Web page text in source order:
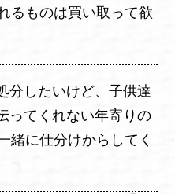
るものは買い取って欲
分したいけど、子供達
ってくれない年寄りの
緒に仕分けからしてく